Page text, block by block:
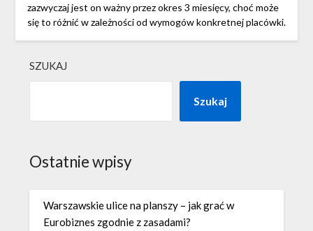
zazwyczaj jest on ważny przez okres 3 miesięcy, choć może
się to różnić w zależności od wymogów konkretnej placówki.
SZUKAJ
Szukaj
Ostatnie wpisy
Warszawskie ulice na planszy – jak grać w
Eurobiznes zgodnie z zasadami?